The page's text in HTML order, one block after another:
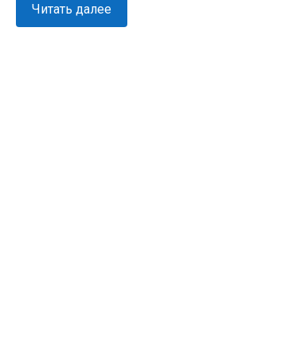
Читать далее